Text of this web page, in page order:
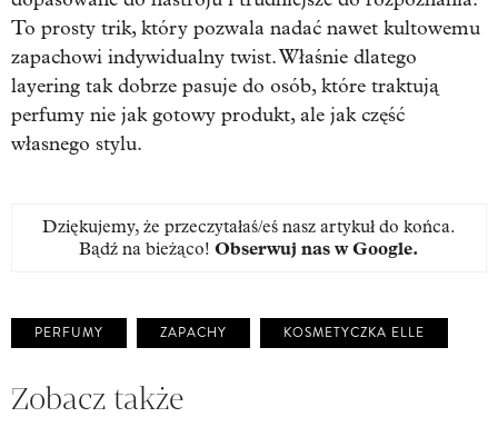
To prosty trik, który pozwala nadać nawet kultowemu
zapachowi indywidualny twist. Właśnie dlatego
layering tak dobrze pasuje do osób, które traktują
perfumy nie jak gotowy produkt, ale jak część
własnego stylu.
Dziękujemy, że przeczytałaś/eś nasz artykuł do końca.
Bądź na bieżąco! Obserwuj nas w Google.
PERFUMY ZAPACHY KOSMETYCZKA ELLE
Zobacz także